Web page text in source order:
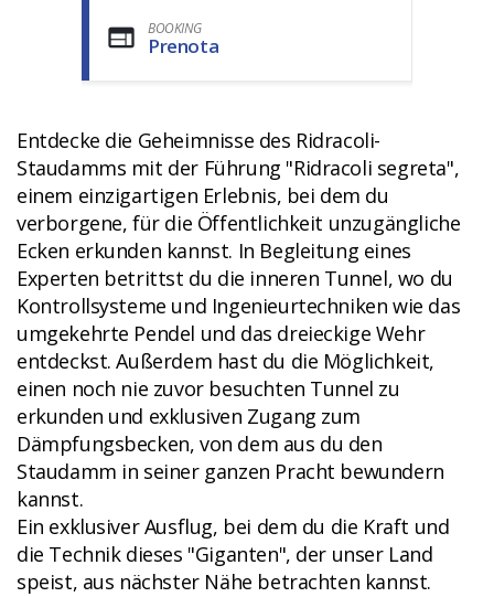
BOOKING
Prenota
Entdecke die Geheimnisse des Ridracoli-
Staudamms mit der Führung "Ridracoli segreta",
einem einzigartigen Erlebnis, bei dem du
verborgene, für die Öffentlichkeit unzugängliche
Ecken erkunden kannst. In Begleitung eines
Experten betrittst du die inneren Tunnel, wo du
Kontrollsysteme und Ingenieurtechniken wie das
umgekehrte Pendel und das dreieckige Wehr
entdeckst. Außerdem hast du die Möglichkeit,
einen noch nie zuvor besuchten Tunnel zu
erkunden und exklusiven Zugang zum
Dämpfungsbecken, von dem aus du den
Staudamm in seiner ganzen Pracht bewundern
kannst.
Ein exklusiver Ausflug, bei dem du die Kraft und
die Technik dieses "Giganten", der unser Land
speist, aus nächster Nähe betrachten kannst.